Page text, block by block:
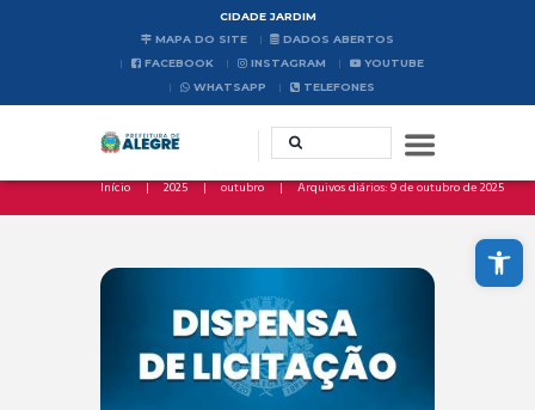
Abrir a barra de ferramentas
CIDADE JARDIM
MAPA DO SITE
DADOS ABERTOS
FACEBOOK
INSTAGRAM
YOUTUBE
WHATSAPP
TELEFONES
Início 2025 outubro Arquivos diários: 9 de outubro de 2025